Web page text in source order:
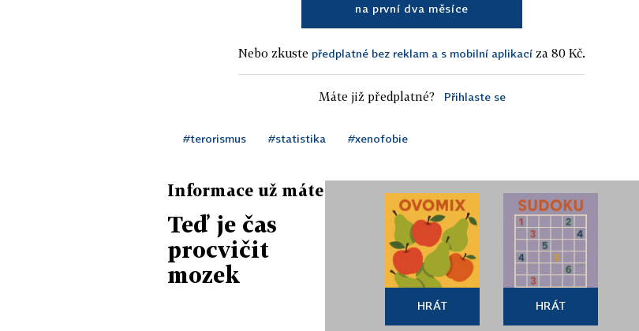
na první dva měsíce
Nebo zkuste předplatné bez reklam a s mobilní aplikací za 80 Kč.
Máte již předplatné? Přihlaste se
#terorismus #statistika #xenofobie
Informace už máte
Teď je čas
procvičit
mozek
HRÁT HRÁT